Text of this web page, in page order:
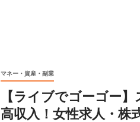
マネー・資産・副業
【ライブでゴーゴー
高収入！女性求人・株